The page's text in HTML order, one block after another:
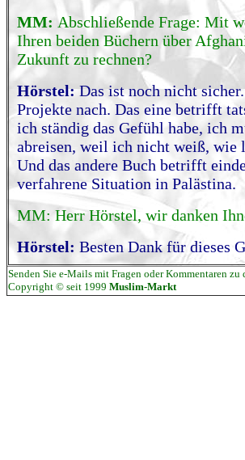
MM: Abschließende Frage: Mit
Ihren beiden Büchern über
Zukunft zu rechnen?
Hörstel:Das ist noch nicht
Projekte nach. Das eine betrifft
ich ständig das Gefühl habe, ich
abreisen, weil ich nicht weiß, wie
Und das andere Buch betrifft
verfahrene Situation in Palästina.
MM: Herr Hörstel, wir danken
Hörstel: Besten Dank für dieses
Senden Sie e-Mails mit Fragen oder Kommentaren zu
Copyright © seit 1999 Muslim-Markt